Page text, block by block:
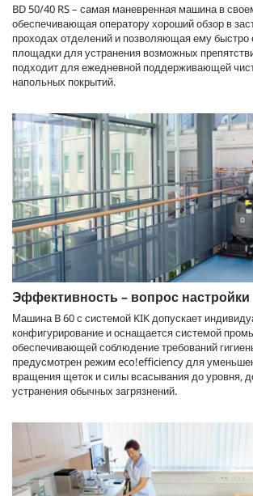
BD 50/40 RS – самая маневренная машина в
обеспечивающая оператору хороший обзор в
проходах отделений и позволяющая ему быстро
площадки для устранения возможных
подходит для ежедневной поддерживающей
напольных покрытий.
Эффективность – вопрос настройки
Машина B 60 с системой KIK допускает
конфигурирование и оснащается системой
обеспечивающей соблюдение требований
предусмотрен режим eco!efficiency для
вращения щеток и силы всасывания до уровня,
устранения обычных загрязнений.